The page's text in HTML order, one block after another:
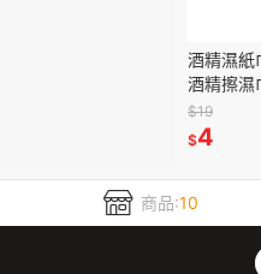
酒精濕紙
酒精擦濕
【小麥購
$19
$4
商品:10